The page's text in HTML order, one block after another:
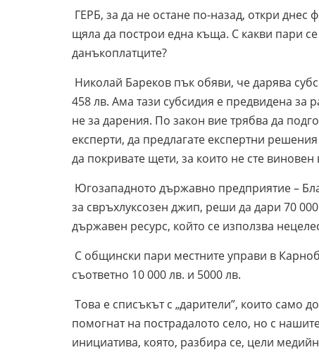
ГЕРБ, за да не остане по-назад, откри днес
щяла да построи една къща. С какви пари
данъкоплатците?
Николай Бареков пък обяви, че дарява
458 лв. Ама тази субсидия е предвидена за
не за дарения. По закон вие трябва да
експерти, да предлагате експертни
да покривате щети, за които не сте виновен
Югозападното държавно предприятие –
за свръхлуксозен джип, реши да дари 70
държавен ресурс, който се използва
С общински пари местните управи в
съответно 10 000 лв. и 5000 лв.
Това е списъкът с „дарители”, които само
помогнат на пострадалото село, но с
инициатива, която, разбира се, цели